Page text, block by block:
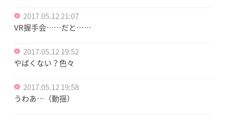
2017.05.12 21:07
VR握手会……だと……
2017.05.12 19:52
やばくない？色々
2017.05.12 19:58
うわあ…（動揺）